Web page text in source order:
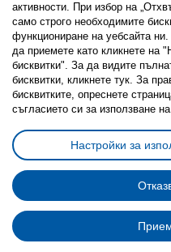
FacebookTwitterYoutube
Политика за
Избор на настройки
Условия за ползване на
Политика за защита
Общи условия
Политика за защита на
© Inter-IKEA
активности. При избор на
само строго необходимитe
функциониране на уебсайта
да приемете като кликнете на
бисквитки". За да видите
бисквитки, кликнете тук. За
бисквитките, опреснете
съгласието си за използване
Настройки за